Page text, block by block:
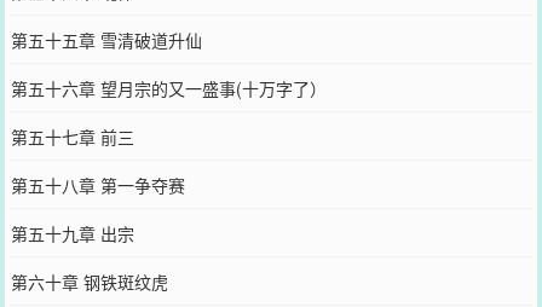
第五十五章 雪清破道升仙
第五十六章 望月宗的又一盛事(十万字了）
第五十七章 前三
第五十八章 第一争夺赛
第五十九章 出宗
第六十章 钢铁斑纹虎